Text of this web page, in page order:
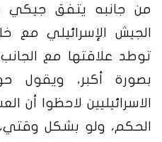
من جانبه يتفق جيكي
الجيش الإسرائيلي مع
توطد علاقتها مع
بصورة أكبر، ويقول
الاسرائيليين لاحظوا أن
الحكم، ولو بشكل